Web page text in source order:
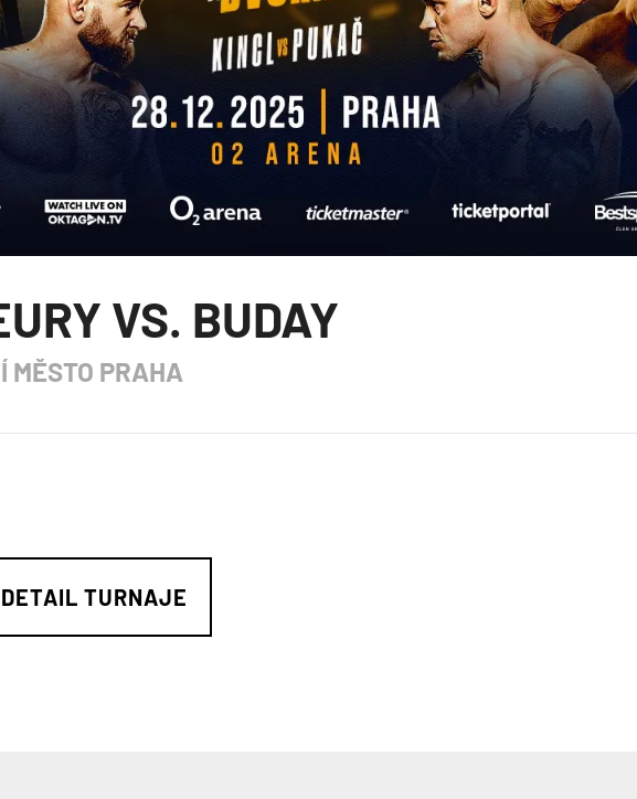
VS. BUDAY
MĚSTO PRAHA
DETAIL TURNAJE